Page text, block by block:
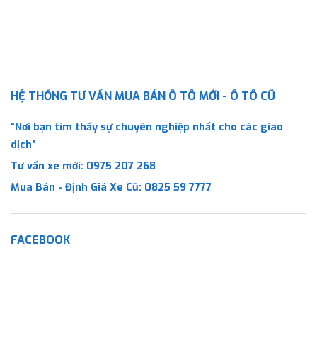
HỆ THỐNG TƯ VẤN MUA BÁN Ô TÔ MỚI - Ô TÔ CŨ
“Nơi bạn tìm thấy sự chuyên nghiệp nhất cho các giao
dịch”
Tư vấn xe mới: 0975 207 268
Mua Bán - Định Giá Xe Cũ: 0825 59 7777
FACEBOOK